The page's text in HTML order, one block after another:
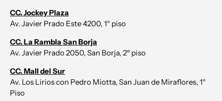
CC. Jockey Plaza
Av. Javier Prado Este 4200, 1° piso
CC. La Rambla San Borja
Av. Javier Prado 2050, San Borja, 2º piso
CC. Mall del Sur
Av. Los Lirios con Pedro Miotta, San Juan de Miraflores, 1°
Piso